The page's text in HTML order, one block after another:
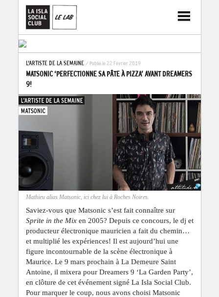
L'ARTISTE DE LA SEMAINE / Publié le 22 Février 2019
MATSONIC ‘PERFECTIONNE SA PÂTE À PIZZA’ AVANT DREAMERS
9!
Mathieu alias Matsonic, ici chez lui à Roches Noires.
Saviez-vous que Matsonic s’est fait connaître sur
Sprite in the Mixen 2005? Depuis ce concours, le dj et
producteur électronique mauricien a fait du chemin…
et multiplié les expériences! Il est aujourd’hui une
figure incontournable de la scène électronique à
Maurice. Le 9 mars prochain à La Demeure Saint
Antoine, il mixera pour Dreamers 9 ‘La Garden Party’,
en clôture de cet événement signé La Isla Social Club.
Pour marquer le coup, nous avons choisi Matsonic